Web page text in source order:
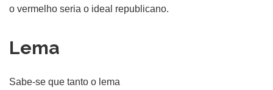
o vermelho seria o ideal republicano.
Lema
Sabe-se que tanto o lema